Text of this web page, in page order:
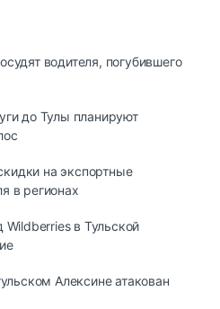
водителя, погубившего
до Тулы планируют
на экспортные
в регионах
Wildberries в Тульской
Алексине атакован